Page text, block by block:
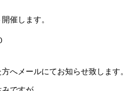
催します。
へメールにてお知らせ致します。